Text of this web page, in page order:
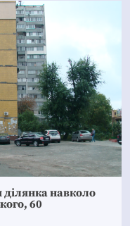
ділянка навколо
60